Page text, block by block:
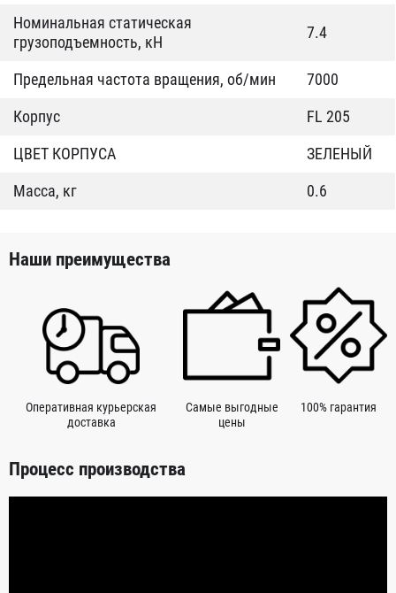
Номинальная статическая
грузоподъемность, кН
7.4
Предельная частота вращения, об/мин
7000
Корпус
FL 205
ЦВЕТ КОРПУСА
ЗЕЛЕНЫЙ
Масса, кг
0.6
Наши преимущества
Оперативная курьерская
доставка
Самые выгодные
цены
100% гарантия
Процесс производства